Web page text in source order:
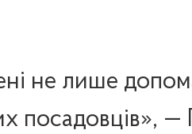
не лише
посадовців»,